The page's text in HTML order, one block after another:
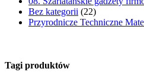
Bez kategorii (22)
Przyrodnicze Techniczne
Tagi produktów